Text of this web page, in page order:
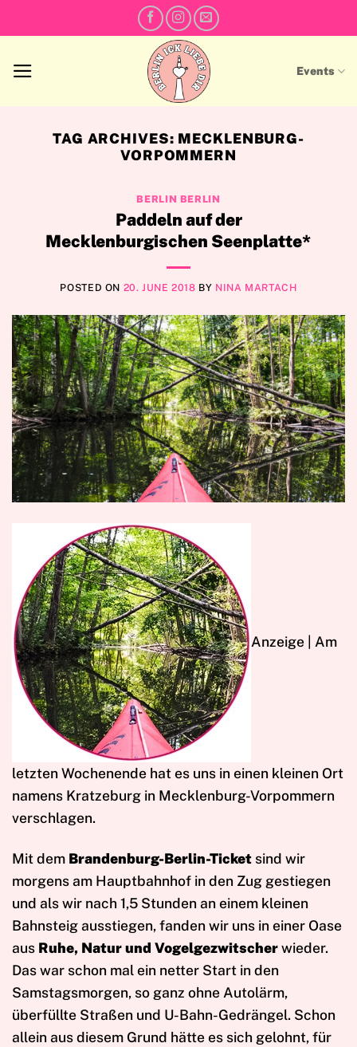
to
Events
TAG ARCHIVES: MECKLENBURG-
VORPOMMERN
BERLIN BERLIN
Paddeln auf der
Mecklenburgischen Seenplatte*
POSTED ON 20. JUNE 2018 BY NINA MARTACH
Anzeige | Am
letzten Wochenende hat es uns in einen kleinen Ort
namens Kratzeburg in Mecklenburg-Vorpommern
verschlagen.
Mit dem Brandenburg-Berlin-Ticket sind wir
morgens am Hauptbahnhof in den Zug gestiegen
und als wir nach 1,5 Stunden an einem kleinen
Bahnsteig ausstiegen, fanden wir uns in einer Oase
aus Ruhe, Natur und Vogelgezwitscherwieder.
Das war schon mal ein netter Start in den
Samstagsmorgen, so ganz ohne Autolärm,
überfüllte Straßen und U-Bahn-Gedrängel. Schon
allein aus diesem Grund hätte es sich gelohnt, für